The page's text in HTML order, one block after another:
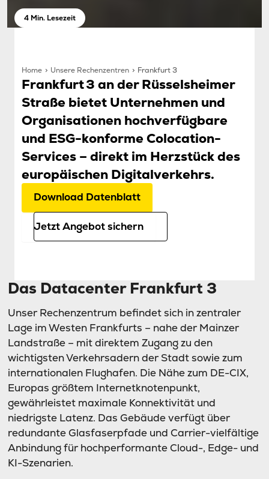
4 Min. Lesezeit
Home Unsere Rechenzentren Frankfurt 3
Frankfurt 3 an der Rüsselsheimer
Straße bietet Unternehmen und
Organisationen hochverfügbare
und ESG-konforme Colocation-
Services – direkt im Herzstück des
europäischen Digitalverkehrs.
Download Datenblatt
Jetzt Angebot sichern
Das Datacenter Frankfurt 3
Unser Rechenzentrum befindet sich in zentraler
Lage im Westen Frankfurts – nahe der Mainzer
Landstraße – mit direktem Zugang zu den
wichtigsten Verkehrsadern der Stadt sowie zum
internationalen Flughafen. Die Nähe zum DE-CIX,
Europas größtem Internetknotenpunkt,
gewährleistet maximale Konnektivität und
niedrigste Latenz. Das Gebäude verfügt über
redundante Glasfaserpfade und Carrier-vielfältige
Anbindung für hochperformante Cloud-, Edge- und
KI-Szenarien.